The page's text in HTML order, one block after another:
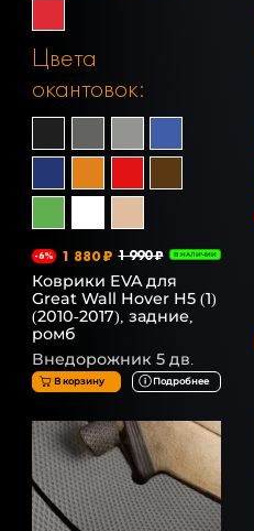
Цвета
окантовок:
-6% 1 880 ₽ 1 990 ₽ В НАЛИЧИИ
Коврики EVA для
Great Wall Hover H5 (1)
(2010-2017), задние,
ромб
Внедорожник 5 дв.
В корзину Подробнее